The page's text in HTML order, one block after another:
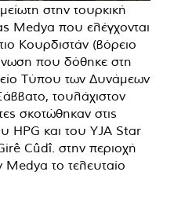
στην τουρκική
Medya που ελέγχονται
Κουρδιστάν (βόρειο
που δόθηκε στη
Τύπου των Δυνάμεων
τουλάχιστον
σκοτώθηκαν στις
HPG και του YJA Star
Cûdî. στην περιοχή
το τελευταίο